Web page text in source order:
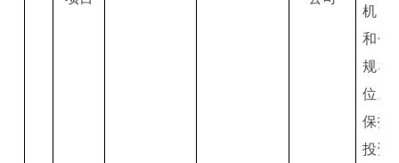
机、
和仓
规模
位。
保投
投资